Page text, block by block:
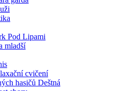
Pod Lipami
mladší
cvičení
hasičů Deštná